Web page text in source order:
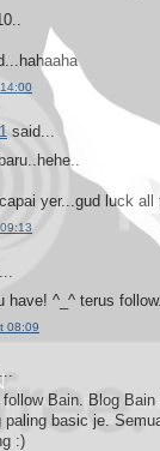
said...
yer...gud luck all
have! ^_^ terus
08:09
Bain. Blog
basic je.
:)